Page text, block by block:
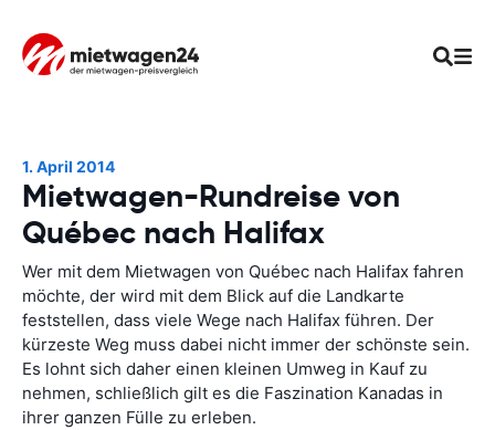
1. April 2014
Mietwagen-Rundreise von
Québec nach Halifax
Wer mit dem Mietwagen von Québec nach Halifax fahren
möchte, der wird mit dem Blick auf die Landkarte
feststellen, dass viele Wege nach Halifax führen. Der
kürzeste Weg muss dabei nicht immer der schönste sein.
Es lohnt sich daher einen kleinen Umweg in Kauf zu
nehmen, schließlich gilt es die Faszination Kanadas in
ihrer ganzen Fülle zu erleben.